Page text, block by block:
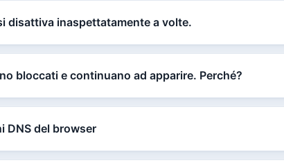
disattiva inaspettatamente a volte.
bloccati e continuano ad apparire. Perché?
DNS del browser